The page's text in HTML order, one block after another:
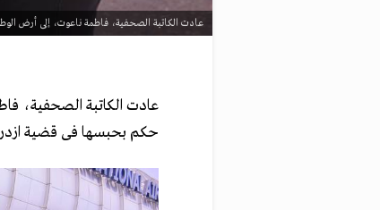
عادت الكاتبة الصحفية، فاطمة ناعوت، إلى أرض
عادت الكاتبة الصحفية،
حكم بحبسها فى قضية